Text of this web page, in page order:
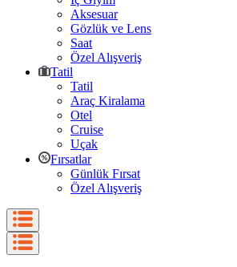
Aksesuar
Gözlük ve Lens
Saat
Özel Alışveriş
Tatil
Tatil
Araç Kiralama
Otel
Cruise
Uçak
Fırsatlar
Günlük Fırsat
Özel Alışveriş